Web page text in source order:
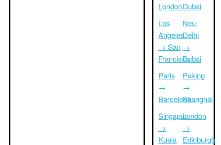
London
Los
Angeles
→ San
Francisco
Paris
→
Barcelona
Singapur
→
Kuala
Dubai
Neu-
Delhi
→
Dubai
Peking
→
Shanghai
London
→
Edinburgh